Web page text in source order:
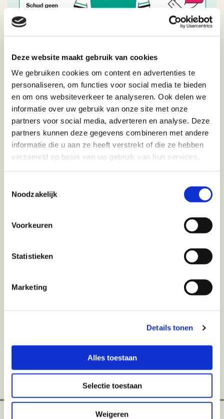
Deze website maakt gebruik van cookies
We gebruiken cookies om content en advertenties te
personaliseren, om functies voor social media te bieden
en om ons websiteverkeer te analyseren. Ook delen we
informatie over uw gebruik van onze site met onze
partners voor social media, adverteren en analyse. Deze
partners kunnen deze gegevens combineren met andere
informatie die u aan ze heeft verstrekt of die ze hebben
verzameld op basis van uw gebruik van hun services.
Noodzakelijk
Voorkeuren
Statistieken
Marketing
Details tonen
Alles toestaan
Selectie toestaan
Weigeren
Verder geldt het volgende:
Heb je de afgelopen 24 uur of op dit moment één of
Heb je op dit moment een huisgenoot/gezinslid met koorts
Heb je het nieuwe coronavirus gehad (vastgesteld met een
laboratoriumtest) en is dit in de afgelopen 7 dagen
Heb je een huisgenoot/gezinslid met het nieuwe
coronavirus (vastgesteld met een laboratoriumtest) en heb
huisgenoot/gezinslid terwijl hij/zij nog klachten had?
Ben je in thuisisolatie omdat je direct contact hebt gehad
Indien één van bovenstaande vragen met ja wordt beantwoord